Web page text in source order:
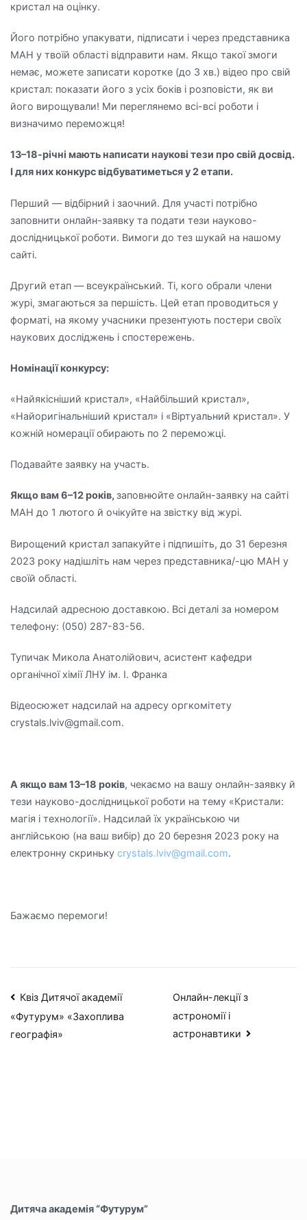
кристал на оцінку.
Його потрібно упакувати, підписати і через представника
МАН у твоїй області відправити нам. Якщо такої змоги
немає, можете записати коротке (до 3 хв.) відео про свій
кристал: показати його з усіх боків і розповісти, як ви
його вирощували! Ми переглянемо всі-всі роботи і
визначимо переможця!
13–18-річні мають написати наукові тези про свій досвід.
І для них конкурс відбуватиметься у 2 етапи.
Перший — відбірний і заочний. Для участі потрібно
заповнити онлайн-заявку та подати тези науково-
дослідницької роботи. Вимоги до тез шукай на нашому
сайті.
Другий етап — всеукраїнський. Ті, кого обрали члени
журі, змагаються за першість. Цей етап проводиться у
форматі, на якому учасники презентують постери своїх
наукових досліджень і спостережень.
Номінації конкурсу:
«Найякісніший кристал», «Найбільший кристал»,
«Найоригінальніший кристал» і «Віртуальний кристал». У
кожній номерації обирають по 2 переможці.
Подавайте заявку на участь.
Якщо вам 6–12 років, заповнюйте онлайн-заявку на сайті
МАН до 1 лютого й очікуйте на звістку від журі.
Вирощений кристал запакуйте і підпишіть, до 31 березня
2023 року надішліть нам через представника/-цю МАН у
своїй області.
Надсилай адресною доставкою. Всі деталі за номером
телефону: (050) 287-83-56.
Тупичак Микола Анатолійович, асистент кафедри
органічної хімії ЛНУ ім. І. Франка
Відеосюжет надсилай на адресу оргкомітету
crystals.lviv@gmail.com.
А якщо вам 13–18 років, чекаємо на вашу онлайн-заявку й
тези науково-дослідницької роботи на тему «Кристали:
магія і технології». Надсилай їх українською чи
англійською (на ваш вибір) до 20 березня 2023 року на
електронну скриньку crystals.lviv@gmail.com.
Бажаємо перемоги!
Навігація
записів
Квіз Дитячої академії
«Футурум» «Захоплива
географія»
Онлайн-лекції з
астрономії і
астронавтики
Дитяча академія “Футурум”